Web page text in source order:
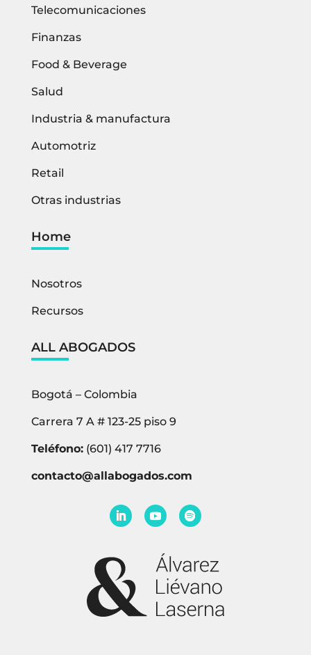
Telecomunicaciones
Finanzas
Food & Beverage
Salud
Industria & manufactura
Automotriz
Retail
Otras industrias
Home
Nosotros
Recursos
ALL ABOGADOS
Bogotá – Colombia
Carrera 7 A # 123-25 piso 9
Teléfono:(601) 417 7716
contacto@allabogados.com